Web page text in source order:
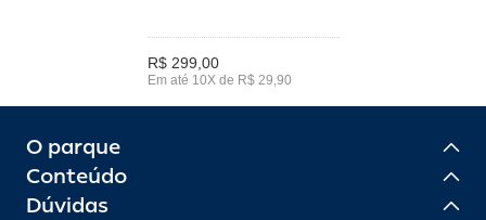
R$ 299,00
Em até 10X de R$ 29,90
O parque
Conteúdo
Dúvidas